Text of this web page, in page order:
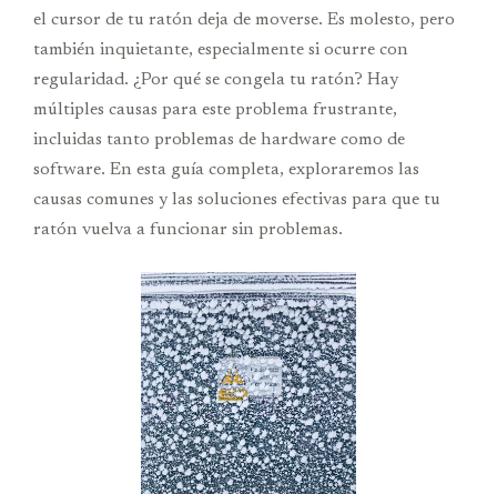
el cursor de tu ratón deja de moverse. Es molesto, pero
también inquietante, especialmente si ocurre con
regularidad. ¿Por qué se congela tu ratón? Hay
múltiples causas para este problema frustrante,
incluidas tanto problemas de hardware como de
software. En esta guía completa, exploraremos las
causas comunes y las soluciones efectivas para que tu
ratón vuelva a funcionar sin problemas.